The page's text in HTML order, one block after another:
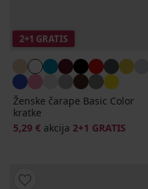
2+1 GRATIS
Ženske čarape Basic Color
kratke
5,29 € akcija 2+1 GRATIS